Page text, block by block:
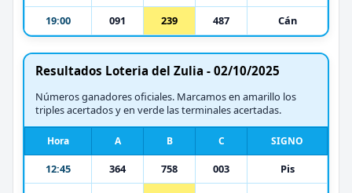
19:00
091 239 487 Cán
Resultados Loteria del Zulia - 02/10/2025
Números ganadores oficiales. Marcamos en amarillo los
triples acertados y en verde las terminales acertadas.
Hora A B C SIGNO
12:45 364 758 003
Pis